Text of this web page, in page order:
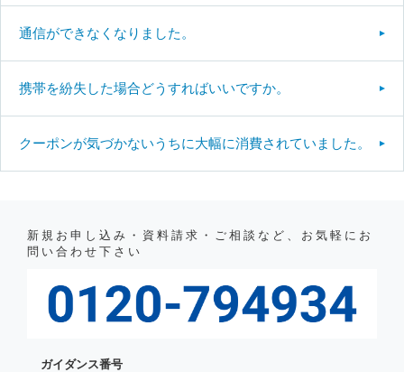
通信ができなくなりました。
携帯を紛失した場合どうすればいいですか。
クーポンが気づかないうちに大幅に消費されていました。
新規お申し込み・資料請求・ご相談など、お気軽にお
問い合わせ下さい
ガイダンス番号